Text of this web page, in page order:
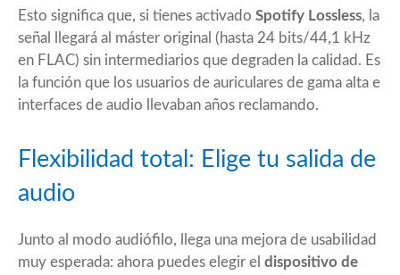
Esto significa que, si tienes activado Spotify Lossless, la
señal llegará al máster original (hasta 24 bits/44,1 kHz
en FLAC) sin intermediarios que degraden la calidad. Es
la función que los usuarios de auriculares de gama alta e
interfaces de audio llevaban años reclamando.
Flexibilidad total: Elige tu salida de
audio
Junto al modo audiófilo, llega una mejora de usabilidad
muy esperada: ahora puedes elegir el dispositivo de